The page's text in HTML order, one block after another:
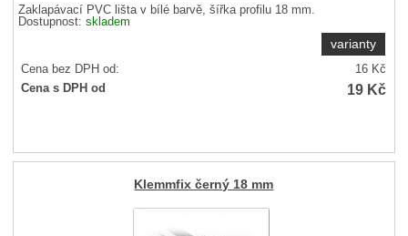
Zaklapávací PVC lišta v bílé barvě, šířka profilu 18 mm.
Dostupnost:skladem
varianty
Cena bez DPH od: 16 Kč
Cena s DPH od
19 Kč
Klemmfix černý 18 mm